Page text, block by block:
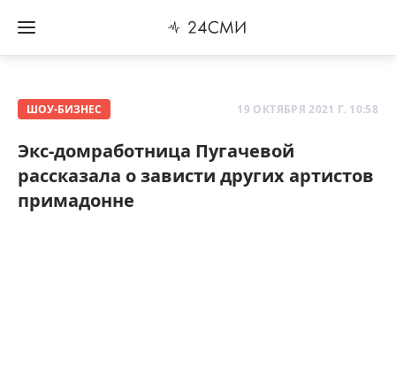
ШОУ-БИЗНЕС 19 ОКТЯБРЯ 2021 Г. 10:58
Экс-домработница Пугачевой
рассказала о зависти других артистов
примадонне